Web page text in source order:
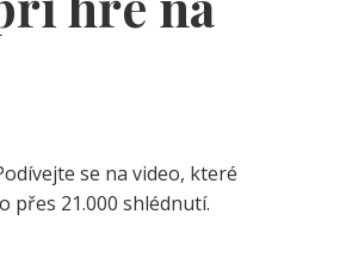
se na video, které
přes 21.000 shlédnutí.